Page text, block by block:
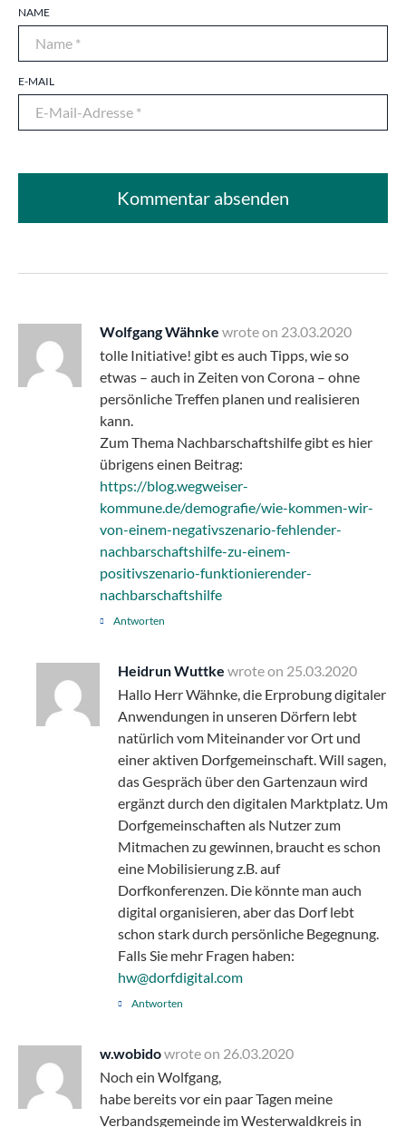
NAME
E-MAIL
Wolfgang Wähnke wrote on 23.03.2020
tolle Initiative! gibt es auch Tipps, wie so
etwas – auch in Zeiten von Corona – ohne
persönliche Treffen planen und realisieren
kann.
Zum Thema Nachbarschaftshilfe gibt es hier
übrigens einen Beitrag:
https://blog.wegweiser-
kommune.de/demografie/wie-kommen-wir-
von-einem-negativszenario-fehlender-
nachbarschaftshilfe-zu-einem-
positivszenario-funktionierender-
nachbarschaftshilfe
Antworten
Heidrun Wuttke wrote on 25.03.2020
Hallo Herr Wähnke, die Erprobung digitaler
Anwendungen in unseren Dörfern lebt
natürlich vom Miteinander vor Ort und
einer aktiven Dorfgemeinschaft. Will sagen,
das Gespräch über den Gartenzaun wird
ergänzt durch den digitalen Marktplatz. Um
Dorfgemeinschaften als Nutzer zum
Mitmachen zu gewinnen, braucht es schon
eine Mobilisierung z.B. auf
Dorfkonferenzen. Die könnte man auch
digital organisieren, aber das Dorf lebt
schon stark durch persönliche Begegnung.
Falls Sie mehr Fragen haben:
hw@dorfdigital.com
Antworten
w.wobidowrote on 26.03.2020
Noch ein Wolfgang,
habe bereits vor ein paar Tagen meine
Verbandsgemeinde im Westerwaldkreis in